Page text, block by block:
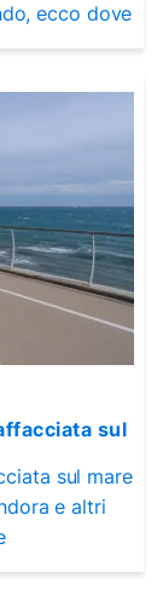
ecco dove
sul
sul mare
e altri